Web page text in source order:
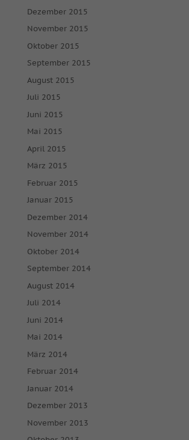
Dezember 2015
November 2015
Oktober 2015
September 2015
August 2015
Juli 2015
Juni 2015
Mai 2015
April 2015
März 2015
Februar 2015
Januar 2015
Dezember 2014
November 2014
Oktober 2014
September 2014
August 2014
Juli 2014
Juni 2014
Mai 2014
März 2014
Februar 2014
Januar 2014
Dezember 2013
November 2013
Marketing (2)
Marketing-Cookies werden von Drittanbietern
indem sie Besucher über Websites hinweg
werden standardmäßig blockiert. Wenn Cookies
Medien akzeptiert werden, bedarf der Zugriff auf